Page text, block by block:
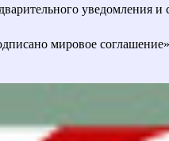
уведомления и
мировое соглашение»